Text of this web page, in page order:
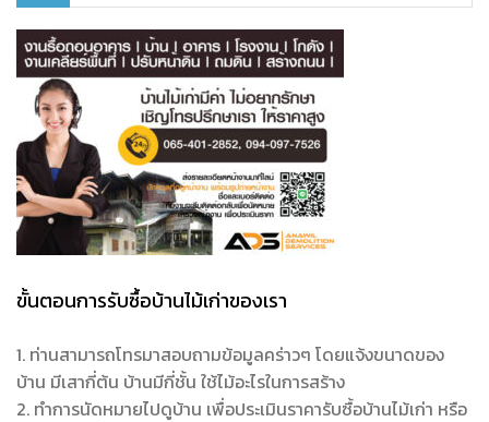
ขั้นตอนการรับซื้อบ้านไม้เก่าของเรา
1. ท่านสามารถโทรมาสอบถามข้อมูลคร่าวๆ โดยแจ้งขนาดของ
บ้าน มีเสากี่ต้น บ้านมีกี่ชั้น ใช้ไม้อะไรในการสร้าง
2. ทำการนัดหมายไปดูบ้าน เพื่อประเมินราคารับซื้อบ้านไม้เก่า หรือ